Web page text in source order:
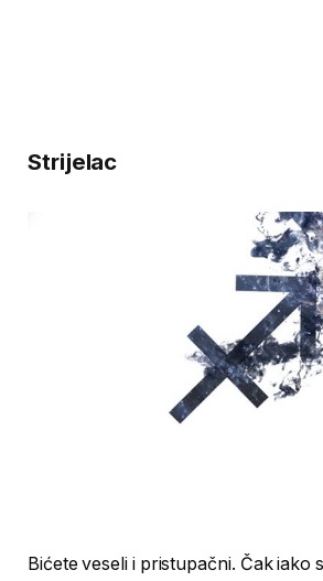
Strijelac
Bićete veseli i pristupačni. Čak iako